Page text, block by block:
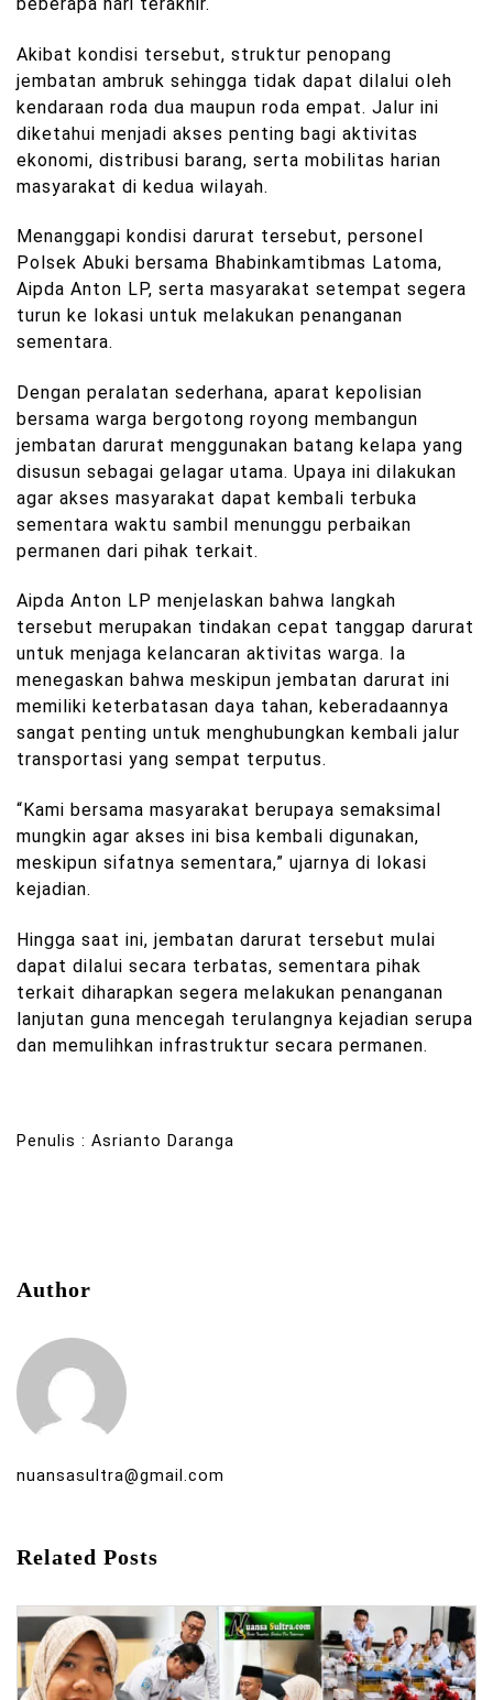
Akibat kondisi tersebut, struktur penopang
jembatan ambruk sehingga tidak dapat dilalui oleh
kendaraan roda dua maupun roda empat. Jalur ini
diketahui menjadi akses penting bagi aktivitas
ekonomi, distribusi barang, serta mobilitas harian
masyarakat di kedua wilayah.
Menanggapi kondisi darurat tersebut, personel
Polsek Abuki bersama Bhabinkamtibmas Latoma,
Aipda Anton LP, serta masyarakat setempat segera
turun ke lokasi untuk melakukan penanganan
sementara.
Dengan peralatan sederhana, aparat kepolisian
bersama warga bergotong royong membangun
jembatan darurat menggunakan batang kelapa yang
disusun sebagai gelagar utama. Upaya ini dilakukan
agar akses masyarakat dapat kembali terbuka
sementara waktu sambil menunggu perbaikan
permanen dari pihak terkait.
Aipda Anton LP menjelaskan bahwa langkah
tersebut merupakan tindakan cepat tanggap darurat
untuk menjaga kelancaran aktivitas warga. Ia
menegaskan bahwa meskipun jembatan darurat ini
memiliki keterbatasan daya tahan, keberadaannya
sangat penting untuk menghubungkan kembali jalur
transportasi yang sempat terputus.
“Kami bersama masyarakat berupaya semaksimal
mungkin agar akses ini bisa kembali digunakan,
meskipun sifatnya sementara,” ujarnya di lokasi
kejadian.
Hingga saat ini, jembatan darurat tersebut mulai
dapat dilalui secara terbatas, sementara pihak
terkait diharapkan segera melakukan penanganan
lanjutan guna mencegah terulangnya kejadian serupa
dan memulihkan infrastruktur secara permanen.
Penulis : Asrianto Daranga
Author
nuansasultra@gmail.com
Related Posts